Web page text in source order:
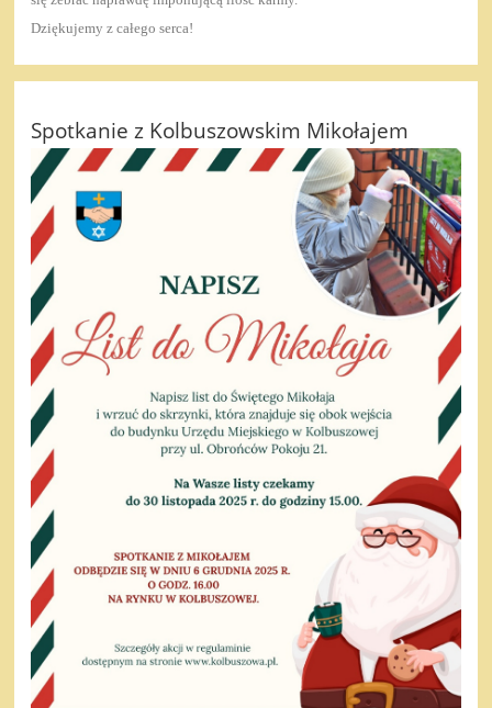
Dziękujemy z całego serca!
Spotkanie z Kolbuszowskim Mikołajem